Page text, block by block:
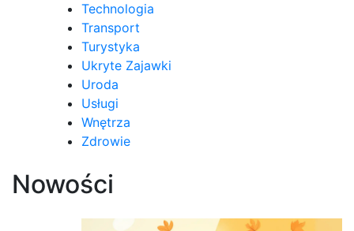
Technologia
Transport
Turystyka
Ukryte Zajawki
Uroda
Usługi
Wnętrza
Zdrowie
Nowości